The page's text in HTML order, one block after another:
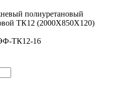
полиуретановый
ТК12 (2000Х850Х120)
ТК12-16